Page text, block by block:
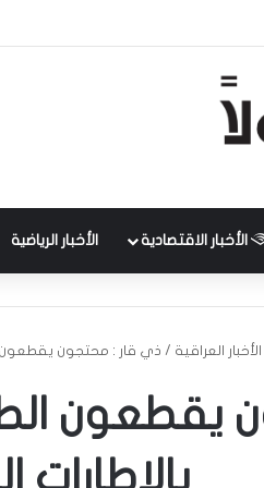
الأخبار الاقتصادية الأخبار الرياضية
الأخبار العراقية / ذي قار : محتجون يقطعون
يقطعون
بالإطارات